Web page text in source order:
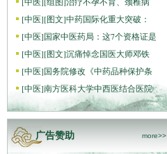
[中医][图文]中药国际化重大突破：
[中医]国家中医药局：这7个资格证是
[中医][图文]沉痛悼念国医大师邓铁
[中医]国务院修改《中药品种保护条
[中医]南方医科大学中西医结合医院
广告赞助 more>>